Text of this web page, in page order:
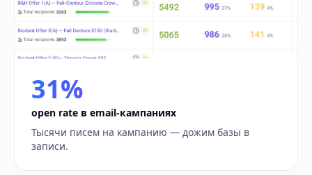
31%
open rate в email-кампаниях
Тысячи писем на кампанию — дожим базы в
записи.